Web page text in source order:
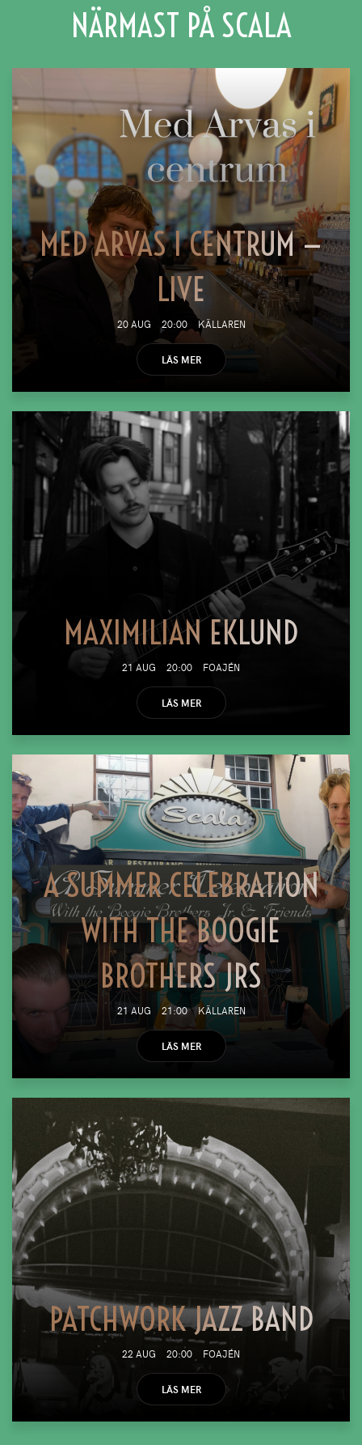
NÄRMAST PÅ SCALA
MED ARVAS I CENTRUM —
LIVE
20 AUG 20:00 KÄLLAREN
LÄS MER
MAXIMILIAN EKLUND
21 AUG 20:00 FOAJÉN
LÄS MER
A SUMMER CELEBRATION
WITH THE BOOGIE
BROTHERS JRS
21 AUG 21:00 KÄLLAREN
LÄS MER
PATCHWORK JAZZ BAND
22 AUG 20:00 FOAJÉN
LÄS MER